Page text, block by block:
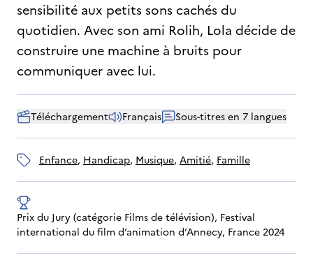
sensibilité aux petits sons cachés du
quotidien. Avec son ami Rolih, Lola décide de
construire une machine à bruits pour
communiquer avec lui.
Téléchargement Français Sous-titres en 7 langues
enfance, handicap, musique, amitié, famille
Prix du Jury (catégorie Films de télévision), Festival
international du film d’animation d’Annecy, France 2024